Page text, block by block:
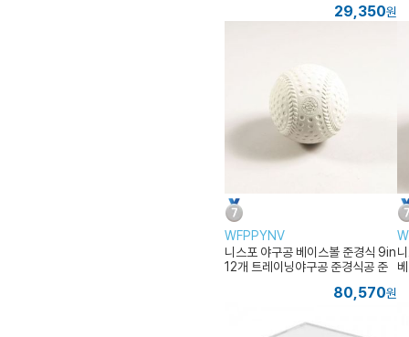
29,350원
WFPPYNV
니스포 야구공 베이스볼 준경식 9in
12개 트레이닝야구공 준경식공 준
80,570원